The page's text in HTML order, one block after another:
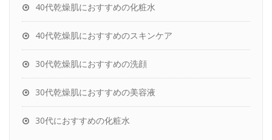
40代乾燥肌におすすめの化粧水
40代乾燥肌におすすめのスキンケア
30代乾燥肌におすすめの洗顔
30代乾燥肌におすすめの美容液
30代におすすめの化粧水